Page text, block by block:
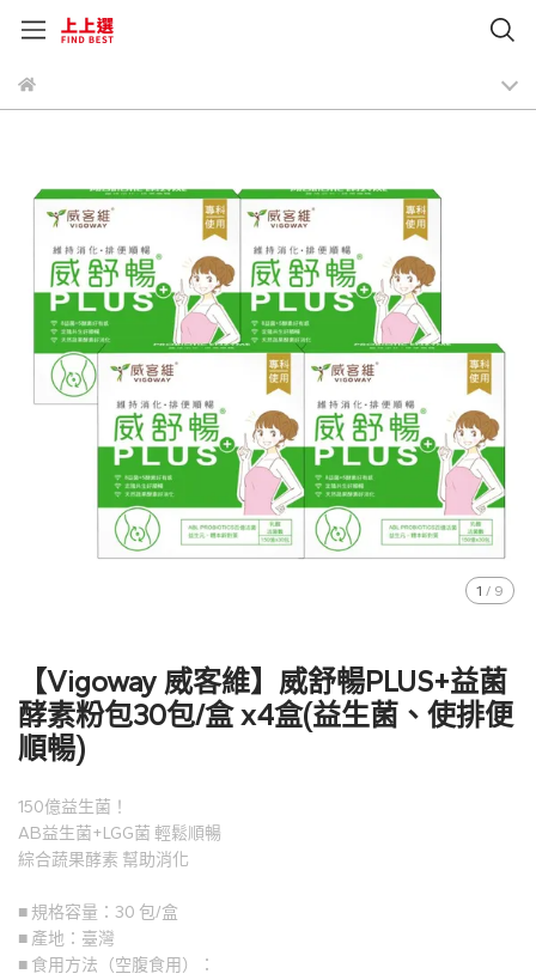
1 / 9
【Vigoway 威客維】威舒暢PLUS+益菌
酵素粉包30包/盒 x4盒(益生菌、使排便
順暢)
150億益生菌！
AB益生菌+LGG菌 輕鬆順暢
綜合蔬果酵素 幫助消化
■ 規格容量：30 包/盒
■ 產地：臺灣
■ 食用方法（空腹食用）：